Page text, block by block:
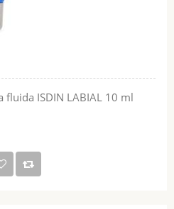
fluida ISDIN LABIAL 10 ml